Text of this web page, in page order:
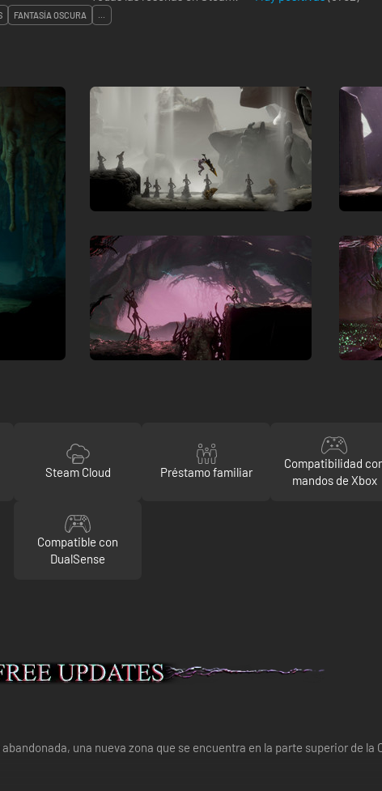
FANTASÍA OSCURA ...
Steam Cloud Préstamo familiar
Compatibilidad
mandos de Xbox
Compatible con
DualSense
una nueva zona que se encuentra en la parte superior de la